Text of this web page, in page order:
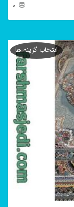
0
انتخاب گزینه ها